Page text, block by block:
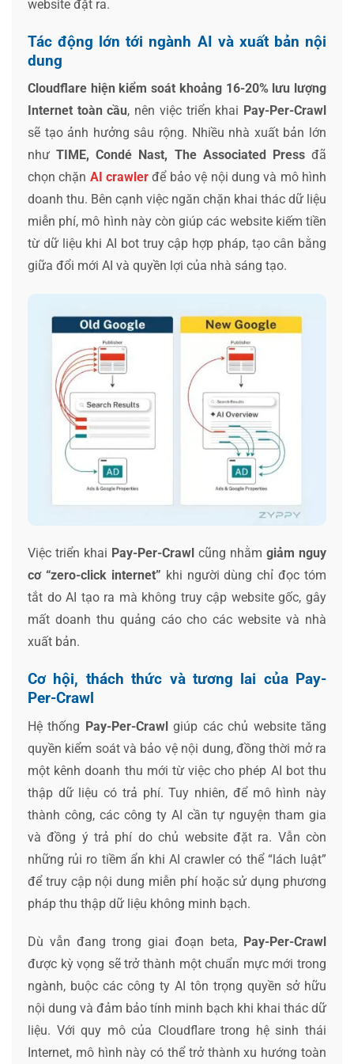
website đặt ra.
Tác động lớn tới ngành AI và xuất bản nội
dung
Cloudflare hiện kiểm soát khoảng 16-20% lưu lượng
Internet toàn cầu, nên việc triển khai Pay-Per-Crawl
sẽ tạo ảnh hưởng sâu rộng. Nhiều nhà xuất bản lớn
nhưTIME, Condé Nast, The Associated Pressđã
chọn chặn AI crawler để bảo vệ nội dung và mô hình
doanh thu. Bên cạnh việc ngăn chặn khai thác dữ liệu
miễn phí, mô hình này còn giúp các website kiếm tiền
từ dữ liệu khi AI bot truy cập hợp pháp, tạo cân bằng
giữa đổi mới AI và quyền lợi của nhà sáng tạo.
Việc triển khai Pay-Per-Crawl cũng nhằm giảm nguy
cơ “zero-click internet” khi người dùng chỉ đọc tóm
tắt do AI tạo ra mà không truy cập website gốc, gây
mất doanh thu quảng cáo cho các website và nhà
xuất bản.
Cơ hội, thách thức và tương lai của Pay-
Per-Crawl
Hệ thống Pay-Per-Crawlgiúp các chủ website tăng
quyền kiểm soát và bảo vệ nội dung, đồng thời mở ra
một kênh doanh thu mới từ việc cho phép AI bot thu
thập dữ liệu có trả phí. Tuy nhiên, để mô hình này
thành công, các công ty AI cần tự nguyện tham gia
và đồng ý trả phí do chủ website đặt ra. Vẫn còn
những rủi ro tiềm ẩn khi AI crawler có thể “lách luật”
để truy cập nội dung miễn phí hoặc sử dụng phương
pháp thu thập dữ liệu không minh bạch.
Dù vẫn đang trong giai đoạn beta, Pay-Per-Crawl
được kỳ vọng sẽ trở thành một chuẩn mực mới trong
ngành, buộc các công ty AI tôn trọng quyền sở hữu
nội dung và đảm bảo tính minh bạch khi khai thác dữ
liệu. Với quy mô của Cloudflare trong hệ sinh thái
Internet, mô hình này có thể trở thành xu hướng toàn